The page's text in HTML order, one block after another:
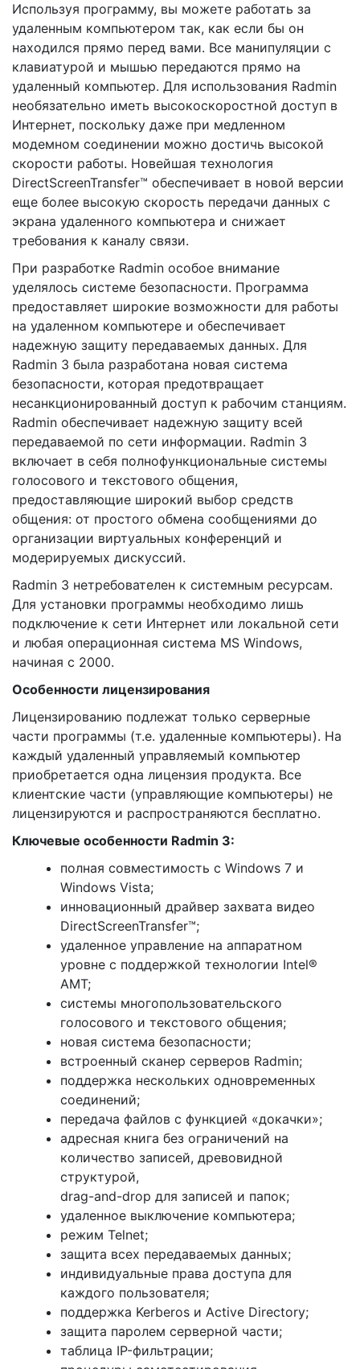
Используя программу, вы можете работать за
удаленным компьютером так, как если бы он
находился прямо перед вами. Все манипуляции с
клавиатурой и мышью передаются прямо на
удаленный компьютер. Для использования Radmin
необязательно иметь высокоскоростной доступ в
Интернет, поскольку даже при медленном
модемном соединении можно достичь высокой
скорости работы. Новейшая технология
DirectScreenTransfer™ обеспечивает в новой версии
еще более высокую скорость передачи данных с
экрана удаленного компьютера и снижает
требования к каналу связи.
При разработке Radmin особое внимание
уделялось системе безопасности. Программа
предоставляет широкие возможности для работы
на удаленном компьютере и обеспечивает
надежную защиту передаваемых данных. Для
Radmin 3 была разработана новая система
безопасности, которая предотвращает
несанкционированный доступ к рабочим станциям.
Radmin обеспечивает надежную защиту всей
передаваемой по сети информации. Radmin 3
включает в себя полнофункциональные системы
голосового и текстового общения,
предоставляющие широкий выбор средств
общения: от простого обмена сообщениями до
организации виртуальных конференций и
модерируемых дискуссий.
Radmin 3 нетребователен к системным ресурсам.
Для установки программы необходимо лишь
подключение к сети Интернет или локальной сети
и любая операционная система MS Windows,
начиная с 2000.
Особенности лицензирования
Лицензированию подлежат только серверные
части программы (т.е. удаленные компьютеры). На
каждый удаленный управляемый компьютер
приобретается одна лицензия продукта. Все
клиентские части (управляющие компьютеры) не
лицензируются и распространяются бесплатно.
Ключевые особенности Radmin 3:
полная совместимость с Windows 7 и
Windows Vista;
инновационный драйвер захвата видео
DirectScreenTransfer™;
удаленное управление на аппаратном
уровне с поддержкой технологии Intel®
AMT;
системы многопользовательского
голосового и текстового общения;
новая система безопасности;
встроенный сканер серверов Radmin;
поддержка нескольких одновременных
соединений;
передача файлов с функцией «докачки»;
адресная книга без ограничений на
количество записей, древовидной
структурой,
drag-and-drop для записей и папок;
удаленное выключение компьютера;
режим Telnet;
защита всех передаваемых данных;
индивидуальные права доступа для
каждого пользователя;
поддержка Kerberos и Active Directory;
защита паролем серверной части;
таблица IP-фильтрации;